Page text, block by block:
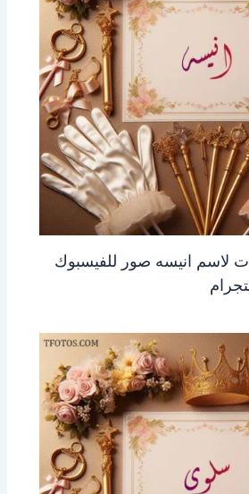
لاسم انيسه صور للفيسبوك